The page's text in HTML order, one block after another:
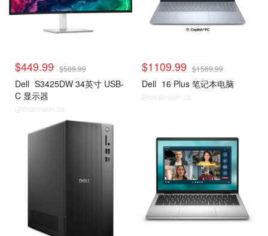
$449.99 $589.99
Dell S3425DW 34英寸 USB-
C 显示器
@dealmoon.ca
$1109.99 $1569.99
Dell 16 Plus 笔记本电脑
@dealmoon.ca